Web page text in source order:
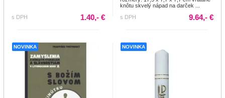
s DPH 1.40,- €
knôtu skvelý nápad na darček ...
s DPH
9.64,- €
NOVINKA NOVINKA